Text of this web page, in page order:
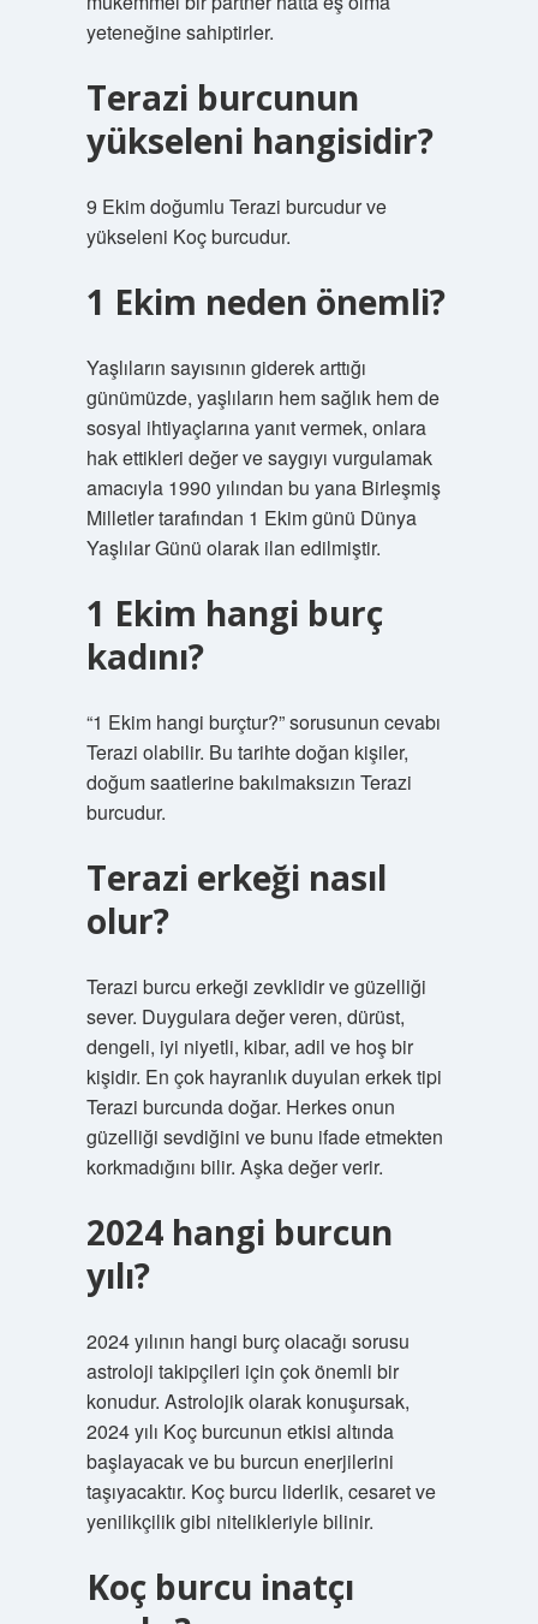
yeteneğine sahiptirler.
Terazi burcunun
yükseleni hangisidir?
9 Ekim doğumlu Terazi burcudur ve
yükseleni Koç burcudur.
1 Ekim neden önemli?
Yaşlıların sayısının giderek arttığı
günümüzde, yaşlıların hem sağlık hem de
sosyal ihtiyaçlarına yanıt vermek, onlara
hak ettikleri değer ve saygıyı vurgulamak
amacıyla 1990 yılından bu yana Birleşmiş
Milletler tarafından 1 Ekim günü Dünya
Yaşlılar Günü olarak ilan edilmiştir.
1 Ekim hangi burç
kadını?
“1 Ekim hangi burçtur?” sorusunun cevabı
Terazi olabilir. Bu tarihte doğan kişiler,
doğum saatlerine bakılmaksızın Terazi
burcudur.
Terazi erkeği nasıl
olur?
Terazi burcu erkeği zevklidir ve güzelliği
sever. Duygulara değer veren, dürüst,
dengeli, iyi niyetli, kibar, adil ve hoş bir
kişidir. En çok hayranlık duyulan erkek tipi
Terazi burcunda doğar. Herkes onun
güzelliği sevdiğini ve bunu ifade etmekten
korkmadığını bilir. Aşka değer verir.
2024 hangi burcun
yılı?
2024 yılının hangi burç olacağı sorusu
astroloji takipçileri için çok önemli bir
konudur. Astrolojik olarak konuşursak,
2024 yılı Koç burcunun etkisi altında
başlayacak ve bu burcun enerjilerini
taşıyacaktır. Koç burcu liderlik, cesaret ve
yenilikçilik gibi nitelikleriyle bilinir.
Koç burcu inatçı